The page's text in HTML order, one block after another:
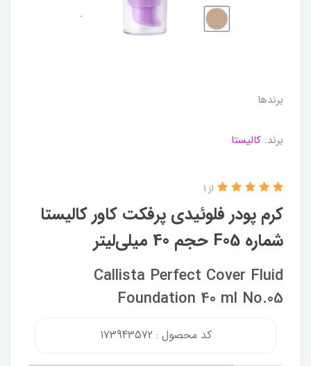
برندها
برند: کالیستا
کرم پودر فلوئیدی پرفکت کاور کالیستا
شماره F05 حجم 40 میلی‌لیتر
از 1
Callista Perfect Cover Fluid
Foundation 40 ml No.05
کد محصول : 173943572